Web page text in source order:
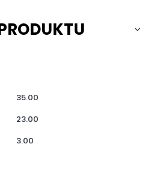
35.00
23.00
3.00